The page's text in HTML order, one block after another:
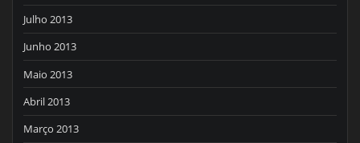
Julho 2013
Junho 2013
Maio 2013
Abril 2013
Março 2013